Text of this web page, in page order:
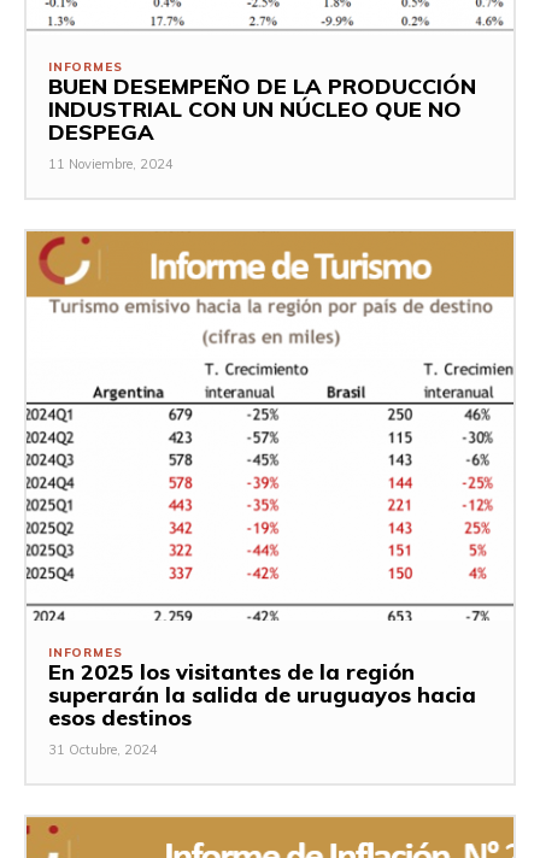
INFORMES
BUEN DESEMPEÑO DE LA PRODUCCIÓN
INDUSTRIAL CON UN NÚCLEO QUE NO
DESPEGA
11 Noviembre, 2024
INFORMES
En 2025 los visitantes de la región
superarán la salida de uruguayos hacia
esos destinos
31 Octubre, 2024